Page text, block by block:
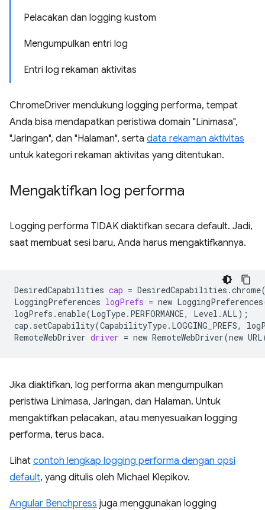
Pelacakan dan logging kustom
Mengumpulkan entri log
Entri log rekaman aktivitas
ChromeDriver mendukung logging performa, tempat
Anda bisa mendapatkan peristiwa domain "Linimasa",
"Jaringan", dan "Halaman", serta data rekaman aktivitas
untuk kategori rekaman aktivitas yang ditentukan.
Mengaktifkan log performa
Logging performa TIDAK diaktifkan secara default. Jadi,
saat membuat sesi baru, Anda harus mengaktifkannya.
DesiredCapabilities cap = DesiredCapabilities.chrome
LoggingPreferences logPrefs = new LoggingPreferences
logPrefs.enable(LogType.PERFORMANCE, Level.ALL) ;
cap.setCapability(CapabilityType.LOGGING_PREFS,
RemoteWebDriver driver = new RemoteWebDriver(new URL
Jika diaktifkan, log performa akan mengumpulkan
peristiwa Linimasa, Jaringan, dan Halaman. Untuk
mengaktifkan pelacakan, atau menyesuaikan logging
performa, terus baca.
Lihat contoh lengkap logging performa dengan opsi
default, yang ditulis oleh Michael Klepikov.
Angular Benchpress juga menggunakan logging